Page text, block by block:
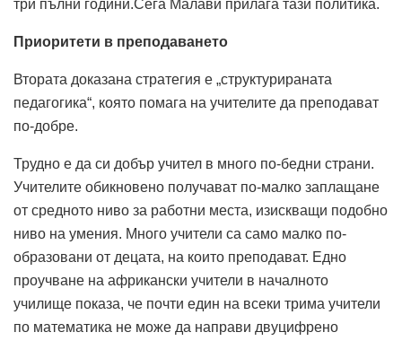
три пълни години.Сега Малави прилага тази политика.
Приоритети в преподаването
Втората доказана стратегия е „структурираната
педагогика“, която помага на учителите да преподават
по-добре.
Трудно е да си добър учител в много по-бедни страни.
Учителите обикновено получават по-малко заплащане
от средното ниво за работни места, изискващи подобно
ниво на умения. Много учители са само малко по-
образовани от децата, на които преподават. Едно
проучване на африкански учители в началното
училище показа, че почти един на всеки трима учители
по математика не може да направи двуцифрено